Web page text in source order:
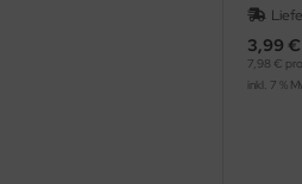
3,99 €
7,98 € pro
inkl. 7 %